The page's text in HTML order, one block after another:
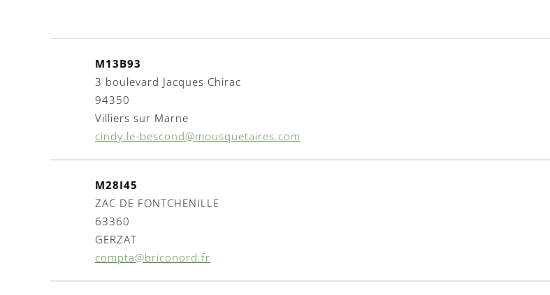
M13B93
3 boulevard Jacques Chirac
94350
Villiers sur Marne
cindy.le-bescond@mousquetaires.com
M28I45
ZAC DE FONTCHENILLE
63360
GERZAT
compta@briconord.fr